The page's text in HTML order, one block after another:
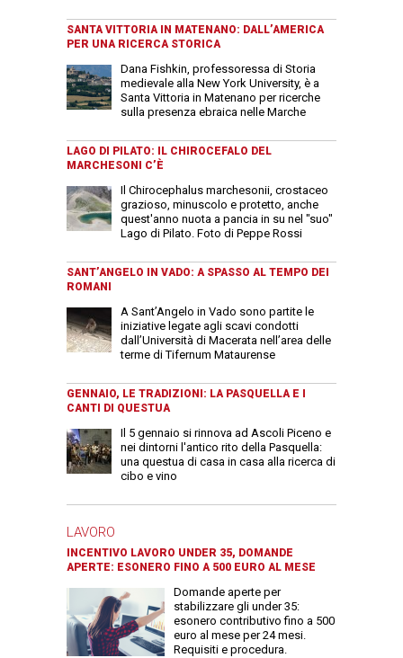
SANTA VITTORIA IN MATENANO: DALL’AMERICA
PER UNA RICERCA STORICA
Dana Fishkin, professoressa di Storia
medievale alla New York University, è a
Santa Vittoria in Matenano per ricerche
sulla presenza ebraica nelle Marche
LAGO DI PILATO: IL CHIROCEFALO DEL
MARCHESONI C’È
Il Chirocephalus marchesonii, crostaceo
grazioso, minuscolo e protetto, anche
quest'anno nuota a pancia in su nel "suo"
Lago di Pilato. Foto di Peppe Rossi
SANT’ANGELO IN VADO: A SPASSO AL TEMPO DEI
ROMANI
A Sant’Angelo in Vado sono partite le
iniziative legate agli scavi condotti
dall’Università di Macerata nell’area delle
terme di Tifernum Mataurense
GENNAIO, LE TRADIZIONI: LA PASQUELLA E I
CANTI DI QUESTUA
Il 5 gennaio si rinnova ad Ascoli Piceno e
nei dintorni l'antico rito della Pasquella:
una questua di casa in casa alla ricerca di
cibo e vino
LAVORO
INCENTIVO LAVORO UNDER 35, DOMANDE
APERTE: ESONERO FINO A 500 EURO AL MESE
Domande aperte per
stabilizzare gli under 35:
esonero contributivo fino a 500
euro al mese per 24 mesi.
Requisiti e procedura.